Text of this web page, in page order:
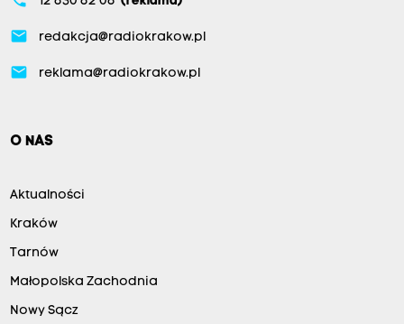
email redakcja@radiokrakow.pl
email reklama@radiokrakow.pl
O NAS
Aktualności
Kraków
Tarnów
Małopolska Zachodnia
Nowy Sącz